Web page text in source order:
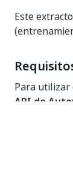
Este
Para
API de